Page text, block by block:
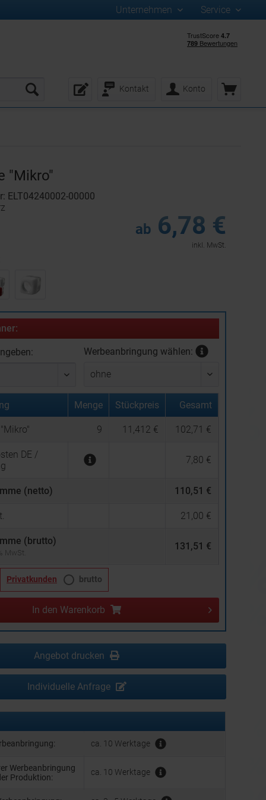
Unternehmen Service
Kontakt Konto
"Mikro"
ELT04240002-00000
ab 6,78 €
inkl. MwSt.
Werbeanbringung wählen:
Menge Stückpreis Gesamt
9 11,412 € 102,71 €
DE /
7,80 €
(netto) 110,51 €
21,00 €
(brutto)
MwSt.
131,51 €
Privatkunden brutto
In den Warenkorb
Angebot drucken
Individuelle Anfrage
ca. 10 Werktage
Werbeanbringung
Produktion:
ca. 10 Werktage